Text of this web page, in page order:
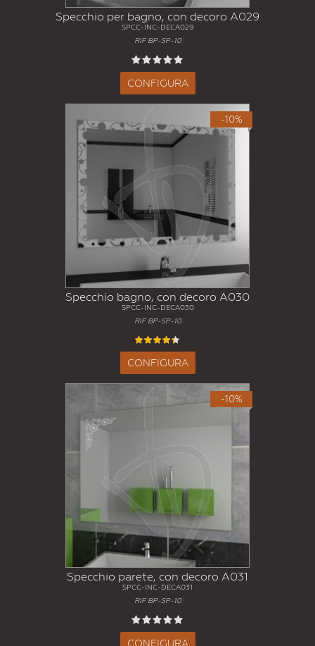
Specchio per bagno, con decoro A029
SPCC-INC-DECA029
RIF BP-SP-10
CONFIGURA
-10%
Specchio bagno, con decoro A030
SPCC-INC-DECA030
RIF BP-SP-10
CONFIGURA
-10%
Specchio parete, con decoro A031
SPCC-INC-DECA031
RIF BP-SP-10
CONFIGURA